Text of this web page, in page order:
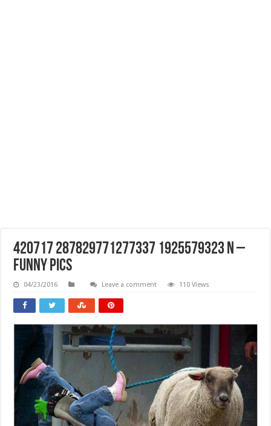
420717 287829771277337 1925579323 N –
Funny Pics
04/23/2016 Leave a comment 110 Views